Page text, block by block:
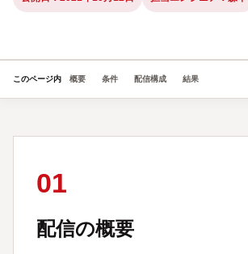
このページ内 概要 条件 配信構成 結果
01
配信の概要